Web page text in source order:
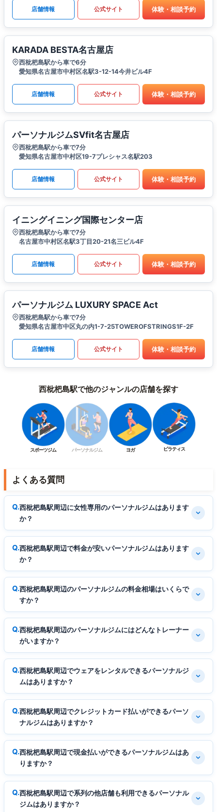
店舗情報 公式サイト 体験・相談予約
KARADA BESTA名古屋店
西枇杷島駅から車で6分
愛知県名古屋市中村区名駅3-12-14今井ビル4F
店舗情報 公式サイト 体験・相談予約
パーソナルジムSVfit名古屋店
西枇杷島駅から車で7分
愛知県名古屋市中村区19-7プレシャス名駅203
店舗情報 公式サイト 体験・相談予約
イニングイニング国際センター店
西枇杷島駅から車で7分
名古屋市中村区名駅3丁目20-21名三ビル4F
店舗情報 公式サイト 体験・相談予約
パーソナルジム LUXURY SPACE Act
西枇杷島駅から車で7分
愛知県名古屋市中区丸の内1-7-25TOWEROFSTRINGS1F-2F
店舗情報 公式サイト 体験・相談予約
西枇杷島駅で他のジャンルの店舗を探す
スポーツジム パーソナルジム ヨガ ピラティス
よくある質問
西枇杷島駅周辺に女性専用のパーソナルジムはあります
か？
西枇杷島駅周辺で料金が安いパーソナルジムはあります
か？
西枇杷島駅周辺のパーソナルジムの料金相場はいくらで
すか？
西枇杷島駅周辺のパーソナルジムにはどんなトレーナー
がいますか？
西枇杷島駅周辺でウェアをレンタルできるパーソナルジ
ムはありますか？
西枇杷島駅周辺でクレジットカード払いができるパーソ
ナルジムはありますか？
西枇杷島駅周辺で現金払いができるパーソナルジムはあ
りますか？
西枇杷島駅周辺で系列の他店舗も利用できるパーソナル
ジムはありますか？